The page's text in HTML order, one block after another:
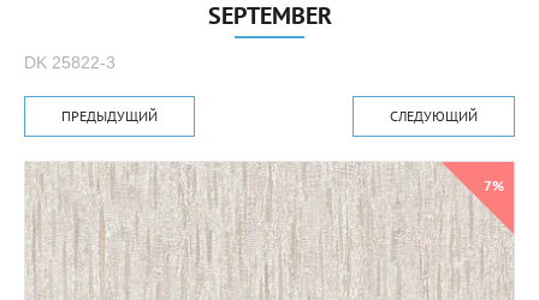
SEPTEMBER
DK 25822-3
ПРЕДЫДУЩИЙ СЛЕДУЮЩИЙ
7%